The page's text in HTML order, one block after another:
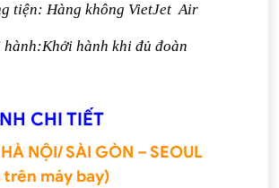
tiện: Hàng không VietJet Air
hành:Khởi hành khi đủ đoàn
CHI TIẾT
NỘI/ SÀI GÒN – SEOUL
trên máy bay)